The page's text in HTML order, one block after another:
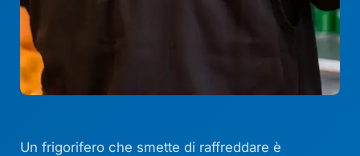
Un frigorifero che smette di raffreddare è